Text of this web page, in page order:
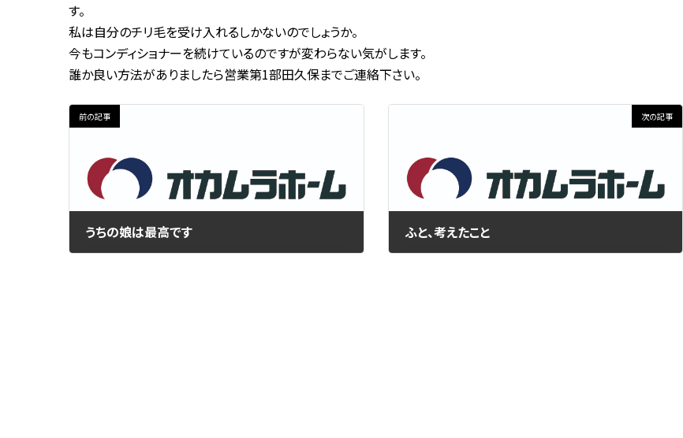
す。
私は自分のチリ毛を受け入れるしかないのでしょうか。
今もコンディショナーを続けているのですが変わらない気がします。
誰か良い方法がありましたら営業第1部田久保までご連絡下さい。
前の記事
うちの娘は最高です
次の記事
ふと、考えたこと